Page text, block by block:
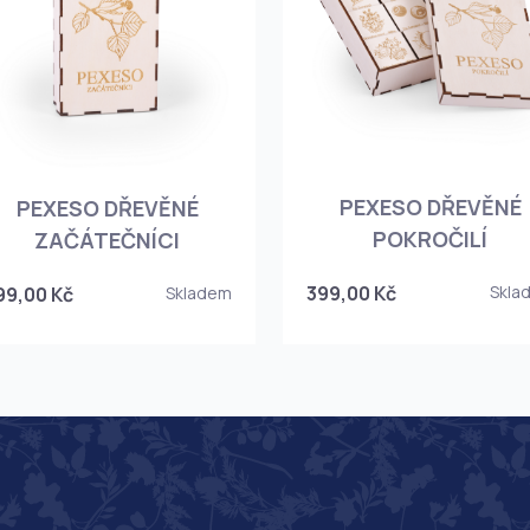
PEXESO DŘEVĚNÉ
ZAČÁTEČNÍCI
Kč Skladem
PEXESO DŘEVĚNÉ
POKROČILÍ
399,00 Kč